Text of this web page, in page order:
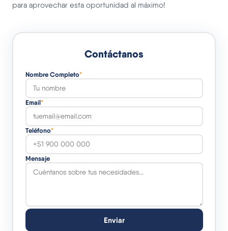
para aprovechar esta oportunidad al máximo!
Contáctanos
Nombre Completo*
Email*
Teléfono*
Mensaje
Enviar